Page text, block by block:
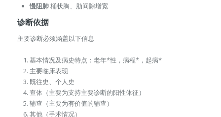
慢阻肺桶状胸、肋间隙增宽
诊断依据
主要诊断必须涵盖以下信息
基本情况及病史特点：老年*性，病程*，起病*
主要临床表现
既往史、个人史
查体（主要为支持主要诊断的阳性体征）
辅查（主要为有价值的辅查）
其他（手术情况）